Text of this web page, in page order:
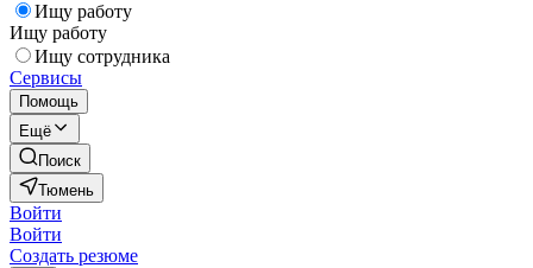
Ищу работу
Ищу работу
Ищу сотрудника
Сервисы
Помощь
Ещё
Поиск
Тюмень
Войти
Войти
Создать резюме